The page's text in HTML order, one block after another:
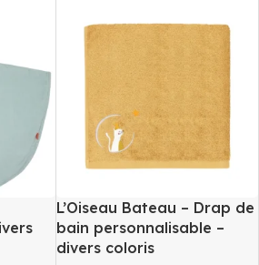
L’Oiseau Bateau – Drap de
bain personnalisable –
divers coloris